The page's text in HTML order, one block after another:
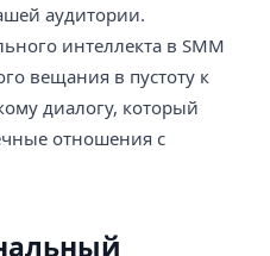
аудитории.
интеллекта в SMM
вещания в пустоту к
диалогу, который
отношения с